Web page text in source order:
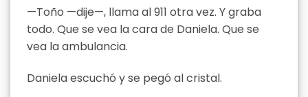
—Toño —dije—, llama al 911 otra vez. Y graba
todo. Que se vea la cara de Daniela. Que se
vea la ambulancia.
Daniela escuchó y se pegó al cristal.